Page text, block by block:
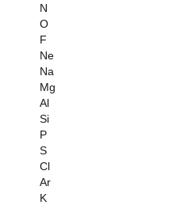
N
O
F
Ne
Na
Mg
Al
Si
P
S
Cl
Ar
K